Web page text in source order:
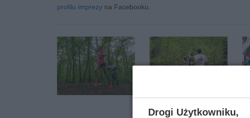
profilu imprezy na Facebooku.
Drogi Użytkowniku,